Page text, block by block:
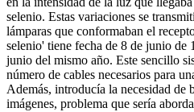
selenio. Estas variaciones se
lámparas que conformaban el
selenio' tiene fecha de 8 de junio de
junio del mismo año. Este sencillo
número de cables necesarios para
Además, introducía la necesidad de
imágenes, problema que sería